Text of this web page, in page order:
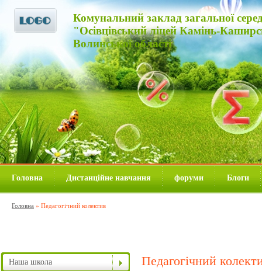
Комунальний заклад загальної
"Осівцівський ліцей Камінь-
Волинської області
Головна Дистанційне навчання форуми Блоги
Головна » Педагогічний колектив
Наша школа
Педагогічний